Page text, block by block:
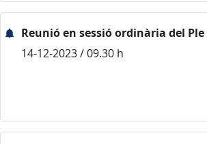
Reunió en sessió ordinària del Ple
14-12-2023 / 09.30 h